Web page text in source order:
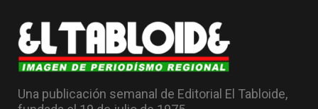
Una publicación semanal de Editorial El Tabloide,